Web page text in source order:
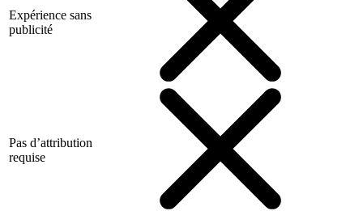
Expérience sans
publicité
Pas d’attribution
requise